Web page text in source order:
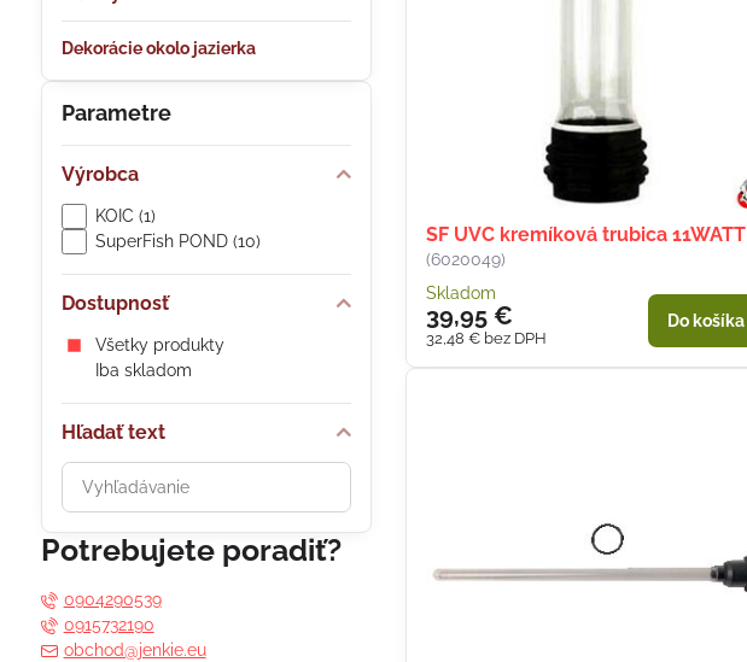
SF UVC kremíková trubica 11WATT
(6020049)
Skladom
39,95 €
32,48 € bez DPH
Do košíka
Parametre
Výrobca
KOIC (1)
SuperFish POND (10)
Dostupnosť
Všetky produkty
Iba skladom
Hľadať text
Prehľadať
výsledky
filtra
fulltextom
Potrebujete poradiť?
0904290539
0915732190
obchod@jenkie.eu
Dekorácie okolo jazierka